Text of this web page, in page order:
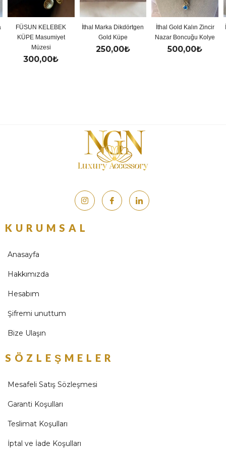
FÜSUN KELEBEK
KÜPE Masumiyet
Müzesi
300,00₺
İthal Marka Dikdörtgen
Gold Küpe
250,00₺
İthal Gold Kalın Zincir
Nazar Boncuğu Kolye
500,00₺
KURUMSAL
Anasayfa
Hakkımızda
Hesabım
Şifremi unuttum
Bize Ulaşın
SÖZLEŞMELER
Mesafeli Satış Sözleşmesi
Garanti Koşulları
Teslimat Koşulları
İptal ve İade Koşulları